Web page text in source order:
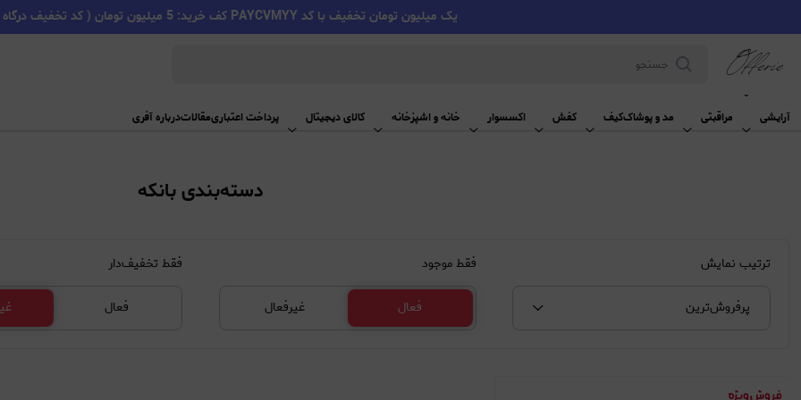
یک میلیون تومان تخفیف با کد PAYCVMYY کف خرید: 5 میلیون تومان ( کد تخفیف درگاه اسنپ پی )
آرایشی مراقبتی مد و پوشاککیف کفش اکسسوار خانه و اشپزخانه کالای دیجیتال پرداخت اعتباریمقالاتدرباره آفری
دسته‌بندی بانکه
ترتیب نمایش
پرفروش‌‌ترین
فقط موجود
فعال غیرفعال
فقط تخفیف‌دار
فعال